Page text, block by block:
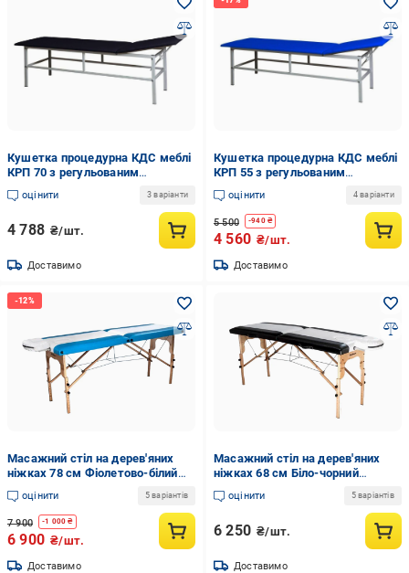
Кушетка процедурна КДС меблі
КРП 70 з регульованим
підголівником Чорний
(12513577)
оцінити 3 варіанти
4 788 ₴/шт.
Доставимо
Кушетка процедурна КДС меблі
КРП 55 з регульованим
підголівником Синій (12513565)
оцінити 4 варіанти
5 500 -940₴
4 560 ₴/шт.
Доставимо
Масажний стіл на дерев'яних
ніжках 78 см Фіолетово-білий
(003бс)
оцінити 5 варіантів
7 900 -1 000 ₴
6 900 ₴/шт.
Доставимо
Масажний стіл на дерев'яних
ніжках 68 см Біло-чорний
(002бч)
оцінити 5 варіантів
6 250 ₴/шт.
Доставимо